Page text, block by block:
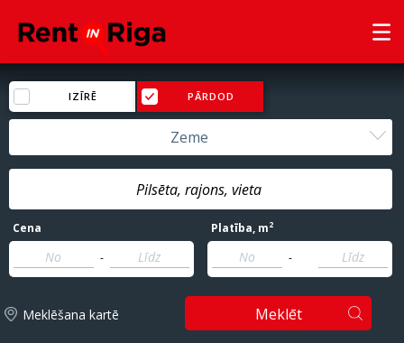
IZĪRĒ PĀRDOD
Zeme
Cena
-
Platība, m2
-
Meklēšana kartē Meklēt